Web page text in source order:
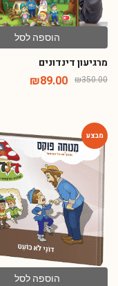
הוספה לסל
מרגיעון דינדונים
₪350.00
₪89.00
-54%
הוספה לסל